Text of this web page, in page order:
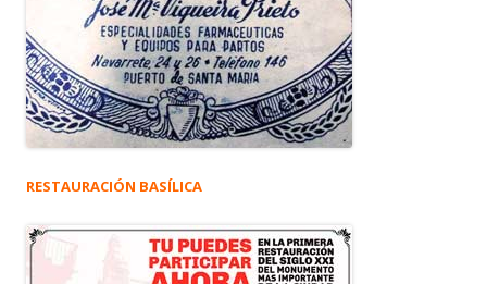
RESTAURACIÓN BASÍLICA